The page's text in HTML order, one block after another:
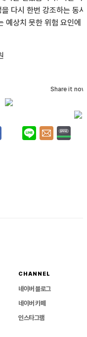
다시 한번 강조하는 동시
예상치 못한 위험 요인에
Share it
CHANNEL
네이버 블로그
네이버 카페
인스타그램